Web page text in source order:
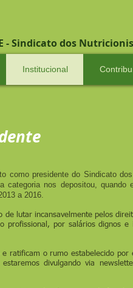
- Sindicato dos
Institucional
como presidente do Sindicato
categoria nos depositou, quando
a 2016.
de lutar incansavelmente pelos
profissional, por salários dignos
ratificam o rumo estabelecido por
divulgando via